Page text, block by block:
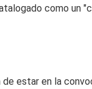
como un
estar en la